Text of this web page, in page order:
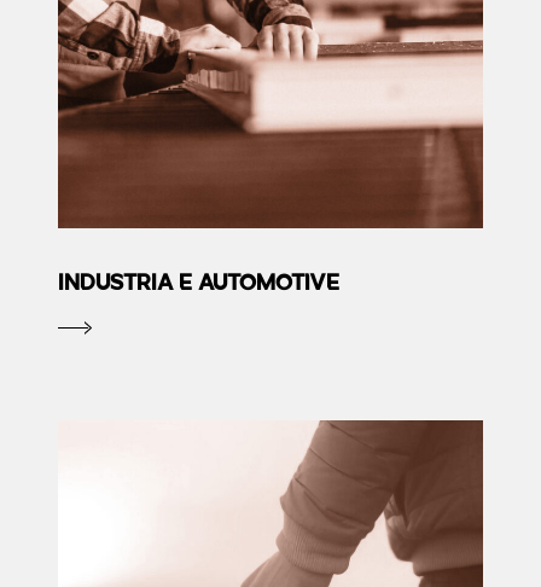
INDUSTRIA E AUTOMOTIVE